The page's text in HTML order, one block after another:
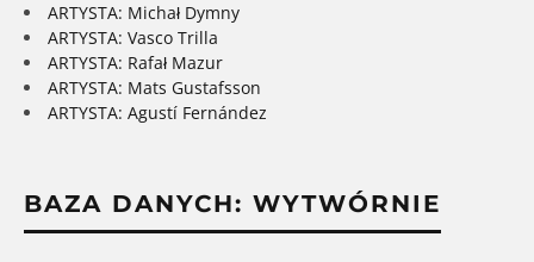
ARTYSTA: Michał Dymny
ARTYSTA: Vasco Trilla
ARTYSTA: Rafał Mazur
ARTYSTA: Mats Gustafsson
ARTYSTA: Agustí Fernández
BAZA DANYCH: WYTWÓRNIE